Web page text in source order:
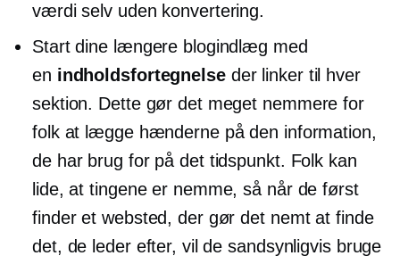
værdi selv uden konvertering.
Start dine længere blogindlæg med
en indholdsfortegnelseder linker til hver
sektion. Dette gør det meget nemmere for
folk at lægge hænderne på den information,
de har brug for på det tidspunkt. Folk kan
lide, at tingene er nemme, så når de først
finder et websted, der gør det nemt at finde
det, de leder efter, vil de sandsynligvis bruge